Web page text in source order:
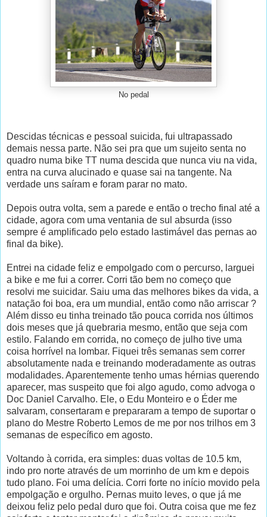
No pedal
Descidas técnicas e pessoal suicida, fui ultrapassado
demais nessa parte. Não sei pra que um sujeito senta no
quadro numa bike TT numa descida que nunca viu na vida,
entra na curva alucinado e quase sai na tangente. Na
verdade uns saíram e foram parar no mato.
Depois outra volta, sem a parede e então o trecho final até a
cidade, agora com uma ventania de sul absurda (isso
sempre é amplificado pelo estado lastimável das pernas ao
final da bike).
Entrei na cidade feliz e empolgado com o percurso, larguei
a bike e me fui a correr. Corri tão bem no começo que
resolvi me suicidar. Saiu uma das melhores bikes da vida, a
natação foi boa, era um mundial, então como não arriscar ?
Além disso eu tinha treinado tão pouca corrida nos últimos
dois meses que já quebraria mesmo, então que seja com
estilo. Falando em corrida, no começo de julho tive uma
coisa horrível na lombar. Fiquei três semanas sem correr
absolutamente nada e treinando moderadamente as outras
modalidades. Aparentemente tenho umas hérnias querendo
aparecer, mas suspeito que foi algo agudo, como advoga o
Doc Daniel Carvalho. Ele, o Edu Monteiro e o Éder me
salvaram, consertaram e prepararam a tempo de suportar o
plano do Mestre Roberto Lemos de me por nos trilhos em 3
semanas de específico em agosto.
Voltando à corrida, era simples: duas voltas de 10.5 km,
indo pro norte através de um morrinho de um km e depois
tudo plano. Foi uma delícia. Corri forte no início movido pela
empolgação e orgulho. Pernas muito leves, o que já me
deixou feliz pelo pedal duro que foi. Outra coisa que me fez